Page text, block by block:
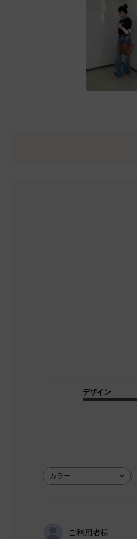
デザイン
カラー
全て
ご利用者様